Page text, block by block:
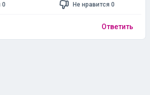
0 Не нравится 0
Ответить